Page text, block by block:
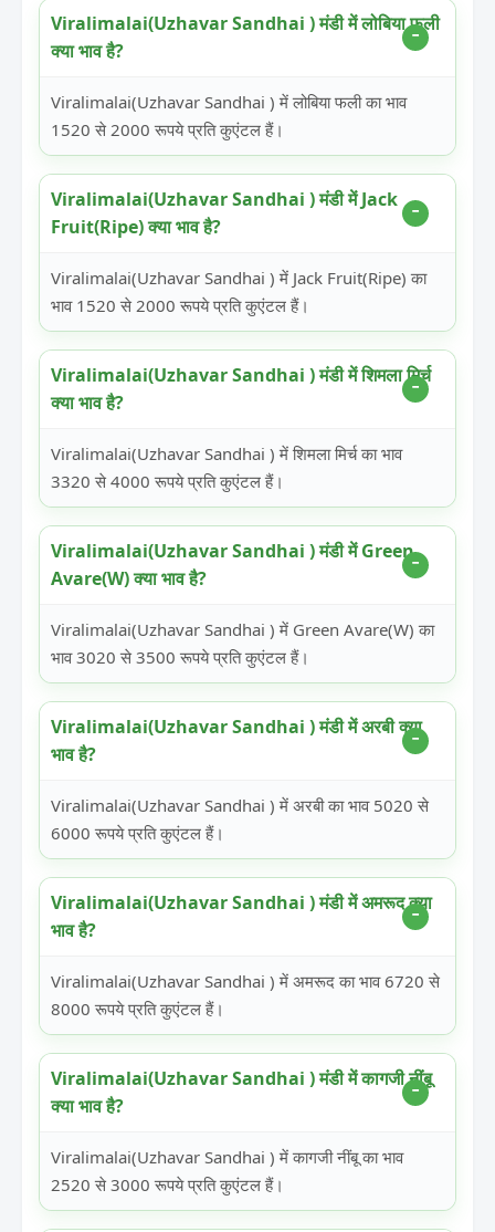
Viralimalai(Uzhavar Sandhai ) मंडी में लोबिया फली
क्या भाव है?
Viralimalai(Uzhavar Sandhai ) में लोबिया फली का भाव
1520 से 2000 रूपये प्रति कुएंटल हैं।
Viralimalai(Uzhavar Sandhai ) मंडी में Jack
Fruit(Ripe) क्या भाव है?
Viralimalai(Uzhavar Sandhai ) में Jack Fruit(Ripe) का
भाव 1520 से 2000 रूपये प्रति कुएंटल हैं।
Viralimalai(Uzhavar Sandhai ) मंडी में शिमला मिर्च
क्या भाव है?
Viralimalai(Uzhavar Sandhai ) में शिमला मिर्च का भाव
3320 से 4000 रूपये प्रति कुएंटल हैं।
Viralimalai(Uzhavar Sandhai ) मंडी में Green
Avare(W) क्या भाव है?
Viralimalai(Uzhavar Sandhai ) में Green Avare(W) का
भाव 3020 से 3500 रूपये प्रति कुएंटल हैं।
Viralimalai(Uzhavar Sandhai ) मंडी में अरबी क्या
भाव है?
Viralimalai(Uzhavar Sandhai ) में अरबी का भाव 5020 से
6000 रूपये प्रति कुएंटल हैं।
Viralimalai(Uzhavar Sandhai ) मंडी में अमरूद क्या
भाव है?
Viralimalai(Uzhavar Sandhai ) में अमरूद का भाव 6720 से
8000 रूपये प्रति कुएंटल हैं।
Viralimalai(Uzhavar Sandhai ) मंडी में कागजी नींबू
क्या भाव है?
Viralimalai(Uzhavar Sandhai ) में कागजी नींबू का भाव
2520 से 3000 रूपये प्रति कुएंटल हैं।